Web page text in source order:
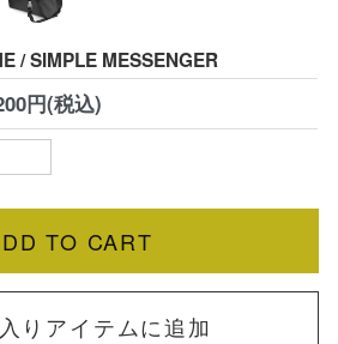
/ SIMPLE MESSENGER
円(税込)
りアイテムに追加